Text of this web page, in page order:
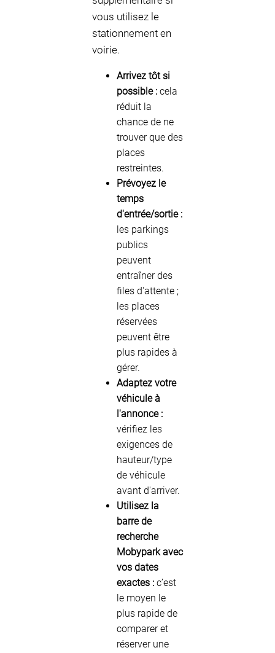
vous utilisez le
stationnement en
voirie.
Arrivez tôt si
possible : cela
réduit la
chance de ne
trouver que des
places
restreintes.
Prévoyez le
temps
d'entrée/sortie :
les parkings
publics
peuvent
entraîner des
files d'attente ;
les places
réservées
peuvent être
plus rapides à
gérer.
Adaptez votre
véhicule à
l'annonce :
vérifiez les
exigences de
hauteur/type
de véhicule
avant d'arriver.
Utilisez la
barre de
recherche
Mobypark avec
vos dates
exactes : c’est
le moyen le
plus rapide de
comparer et
réserver une